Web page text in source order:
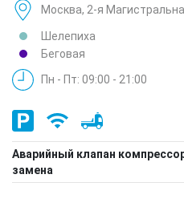
Москва, 2-я
Шелепиха
Беговая
Пн - Пт: 09:00 - 21:00
Аварийный клапан
замена